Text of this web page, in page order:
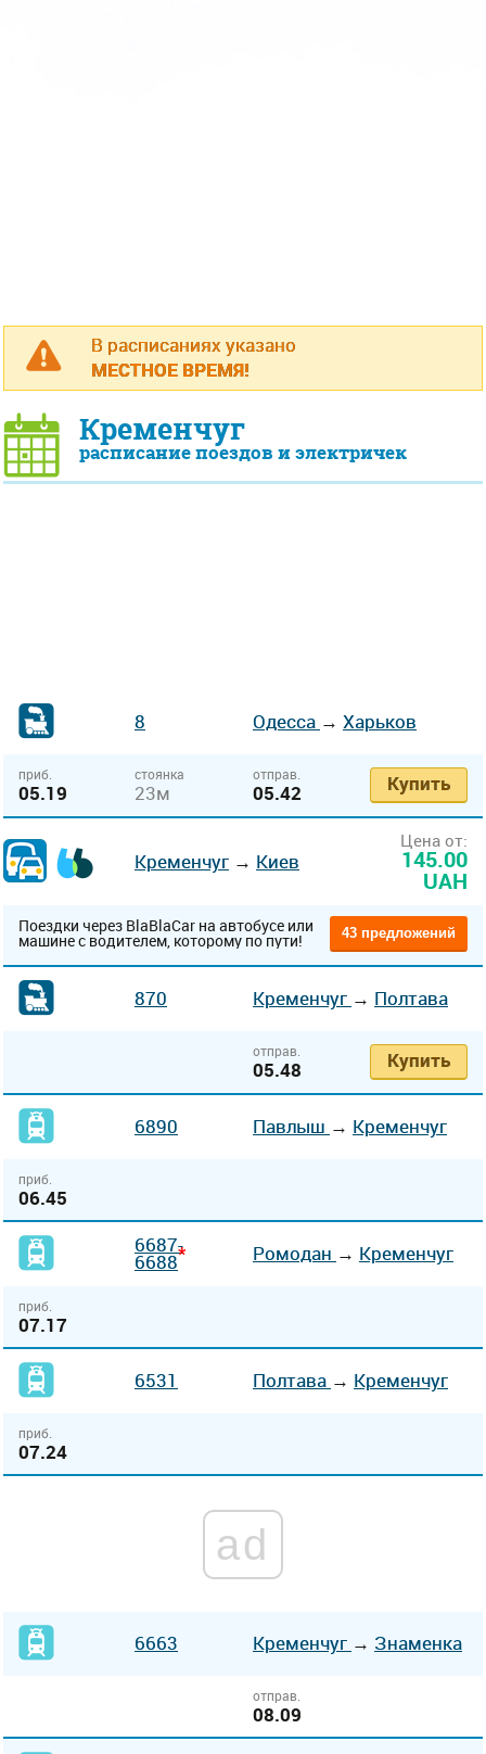
В расписаниях указано
МЕСТНОЕ ВРЕМЯ!
Кременчуг
расписание поездов и электричек
8 Одесса → Харьков
приб.
05.19
стоянка
23м
отправ.
05.42 Купить
Кременчуг → Киев
Цена от:
145.00
UAH
Поездки через BlaBlaCar на автобусе или
машине с водителем, которому по пути! 43 предложений
870 Кременчуг → Полтава
отправ.
05.48 Купить
6890 Павлыш → Кременчуг
приб.
06.45
6687-
6688* Ромодан → Кременчуг
приб.
07.17
6531 Полтава → Кременчуг
приб.
07.24
ad
6663 Кременчуг → Знаменка
отправ.
08.09